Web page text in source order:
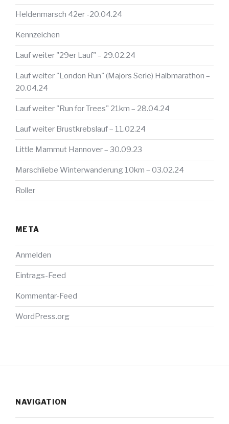
Heldenmarsch 42er -20.04.24
Kennzeichen
Lauf weiter "29er Lauf" – 29.02.24
Lauf weiter "London Run" (Majors Serie) Halbmarathon –
20.04.24
Lauf weiter "Run for Trees" 21km – 28.04.24
Lauf weiter Brustkrebslauf – 11.02.24
Little Mammut Hannover – 30.09.23
Marschliebe Winterwanderung 10km – 03.02.24
Roller
META
Anmelden
Eintrags-Feed
Kommentar-Feed
WordPress.org
NAVIGATION